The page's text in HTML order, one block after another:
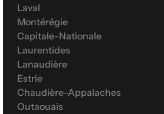
Laval
Montérégie
Capitale-Nationale
Laurentides
Lanaudière
Estrie
Chaudière-Appalaches
Outaouais